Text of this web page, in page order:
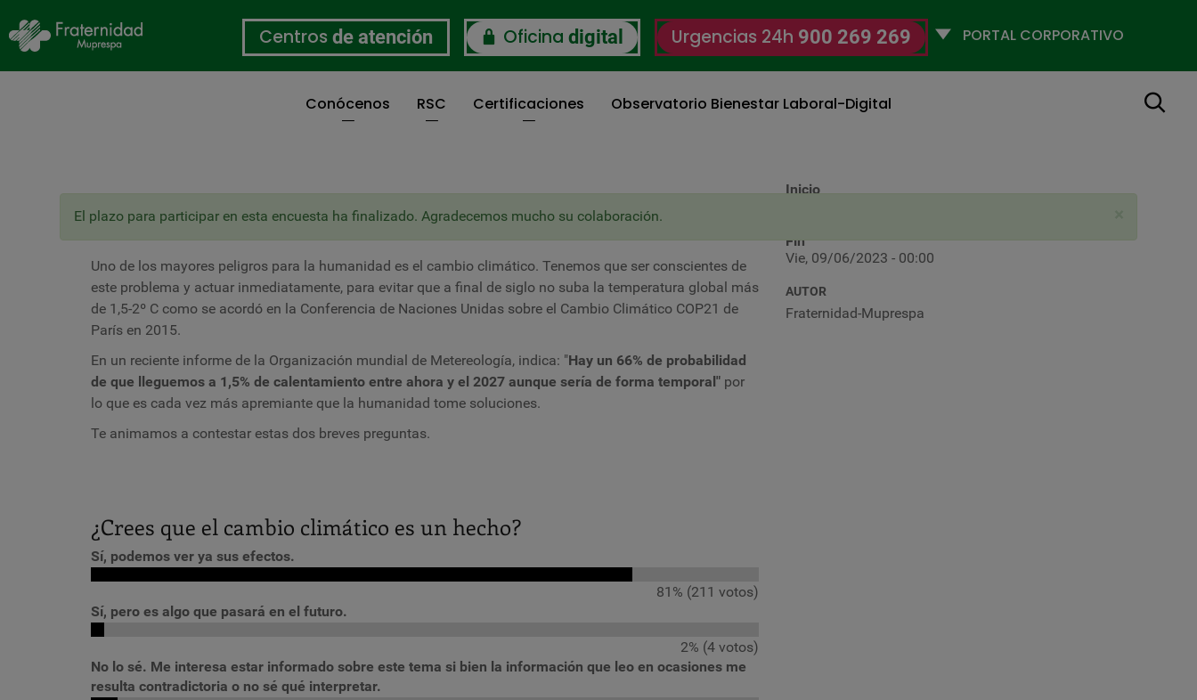
Centros de atención Oficina digital Urgencias 24h 900 269 269
Selecciona
Conócenos RSC Certificaciones Observatorio Bienestar Laboral-Digital Buscar
2023 DÍA MUNDIAL DEL MEDIOAMBIENTE
Uno de los mayores peligros para la humanidad es el cambio climático. Tenemos que ser conscientes de
este problema y actuar inmediatamente, para evitar que a final de siglo no suba la temperatura global más
de 1,5-2º C como se acordó en la Conferencia de Naciones Unidas sobre el Cambio Climático COP21 de
París en 2015.
En un reciente informe de la Organización mundial de Metereología, indica: "Hay un 66% de probabilidad
de que lleguemos a 1,5% de calentamiento entre ahora y el 2027 aunque sería de forma temporal" por
lo que es cada vez más apremiante que la humanidad tome soluciones.
Te animamos a contestar estas dos breves preguntas.
Mensaje
El plazo para participar en esta encuesta ha finalizado. Agradecemos mucho su colaboración.
¿Crees que el cambio climático es un hecho?
Sí, podemos ver ya sus efectos.
81% (211 votos)
Sí, pero es algo que pasará en el futuro.
2% (4 votos)
No lo sé. Me interesa estar informado sobre este tema si bien la información que leo en ocasiones me
resulta contradictoria o no sé qué interpretar.
Inicio
Fin
Vie, 09/06/2023 - 00:00
AUTOR
Fraternidad-Muprespa